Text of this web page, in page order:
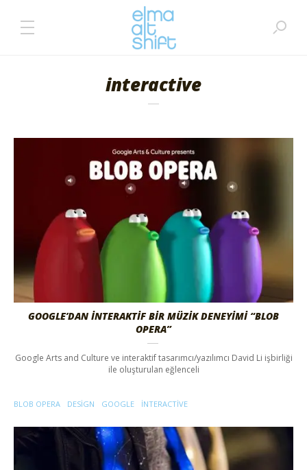
interactive
GOOGLE’DAN İNTERAKTIF BIR MÜZIK DENEYIMI “BLOB
OPERA”
Google Arts and Culture ve interaktif tasarımcı/yazılımcı David Li işbirliği
ile oluşturulan eğlenceli
BLOB OPERA DESIGN GOOGLE INTERACTIVE